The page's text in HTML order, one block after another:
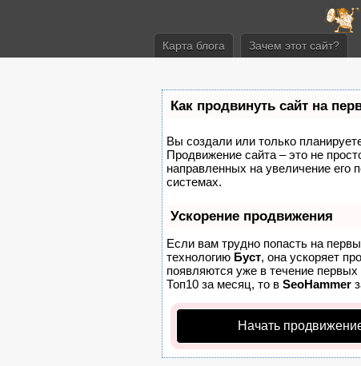
Карта блога Зачем этот сайт?
Как продвинуть сайт на
Вы создали или только
Продвижение сайта – это не
направленных на увеличение его
системах.
Ускорение продвижения
Если вам трудно попасть на
технологию Буст, она ускоряет
появляются уже в течение
Топ10 за месяц, то в SeoHammer
Начать